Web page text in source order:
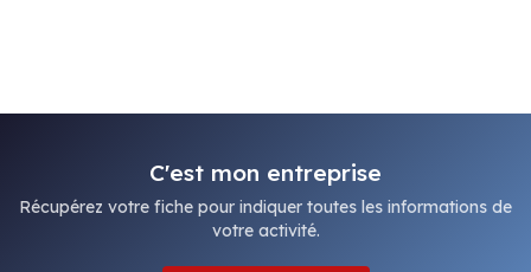
C'est mon entreprise
Récupérez votre fiche pour indiquer toutes les informations de
votre activité.